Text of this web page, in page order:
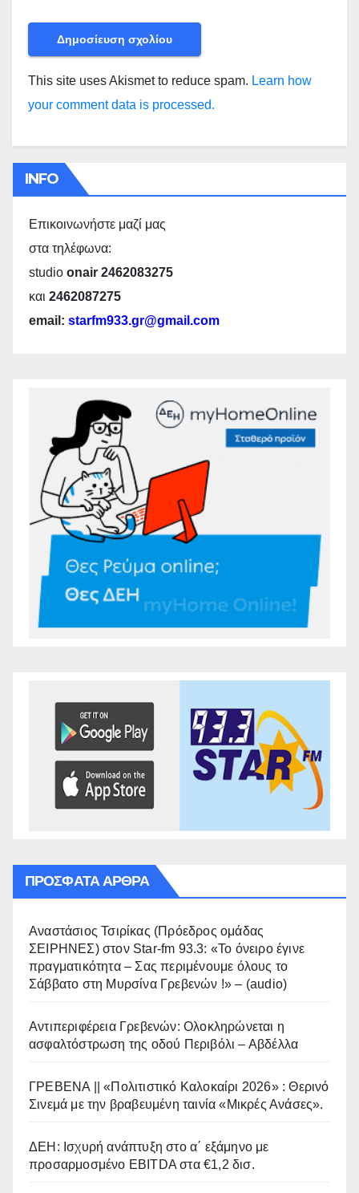
This site uses Akismet to reduce spam. Learn how
your comment data is processed.
INFO
Επικοινωνήστε μαζί μας
στα τηλέφωνα:
studio onair 2462083275
και 2462087275
email: starfm933.gr@gmail.com
ΠΡΌΣΦΑΤΑ ΆΡΘΡΑ
Αναστάσιος Τσιρίκας (Πρόεδρος ομάδας
ΣΕΙΡΗΝΕΣ) στον Star-fm 93.3: «Το όνειρο έγινε
πραγματικότητα – Σας περιμένουμε όλους το
Σάββατο στη Μυρσίνα Γρεβενών !» – (audio)
Αντιπεριφέρεια Γρεβενών: Ολοκληρώνεται η
ασφαλτόστρωση της οδού Περιβόλι – Αβδέλλα
ΓΡΕΒΕΝΑ || «Πολιτιστικό Καλοκαίρι 2026» : Θερινό
Σινεμά με την βραβευμένη ταινία «Μικρές Ανάσες».
ΔΕΗ: Ισχυρή ανάπτυξη στο α΄ εξάμηνο με
προσαρμοσμένο EBITDA στα €1,2 δισ.